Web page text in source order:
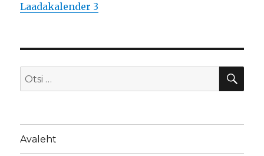
Laadakalender 3
Otsi:
Avaleht